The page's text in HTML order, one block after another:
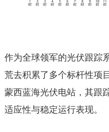
作为全球领军的光伏跟踪
荒去积累了多个标杆性项
蒙西蓝海光伏电站，其跟
适应性与稳定运行表现。